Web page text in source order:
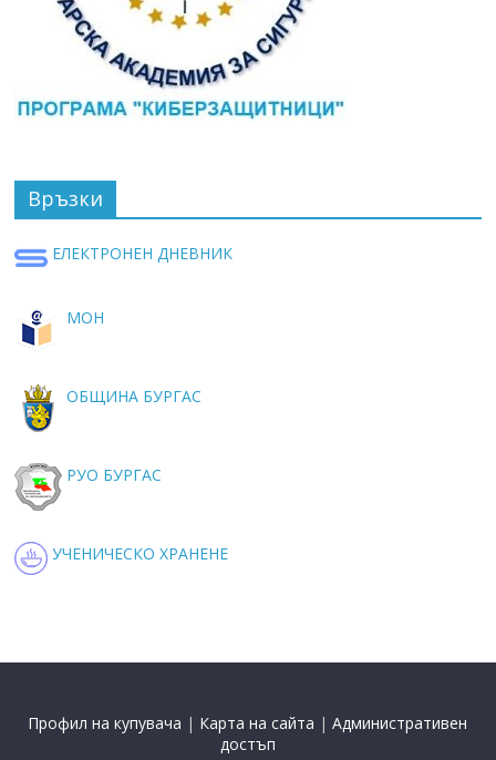
Връзки
ЕЛЕКТРОНЕН ДНЕВНИК
МОН
ОБЩИНА БУРГАС
РУО БУРГАС
УЧЕНИЧЕСКО ХРАНЕНЕ
Профил на купувача | Карта на сайта |Административен
достъп